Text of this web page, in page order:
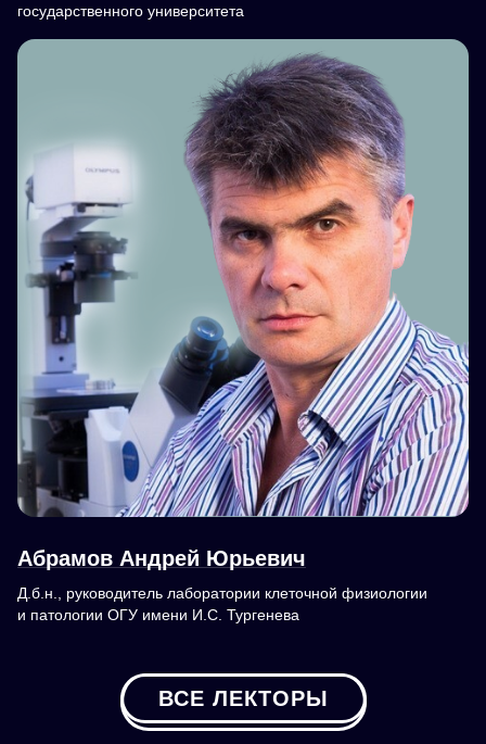
государственного университета
Абрамов Андрей Юрьевич
Д.б.н., руководитель лаборатории клеточной физиологии
и патологии ОГУ имени И.С. Тургенева
ВСЕ ЛЕКТОРЫ